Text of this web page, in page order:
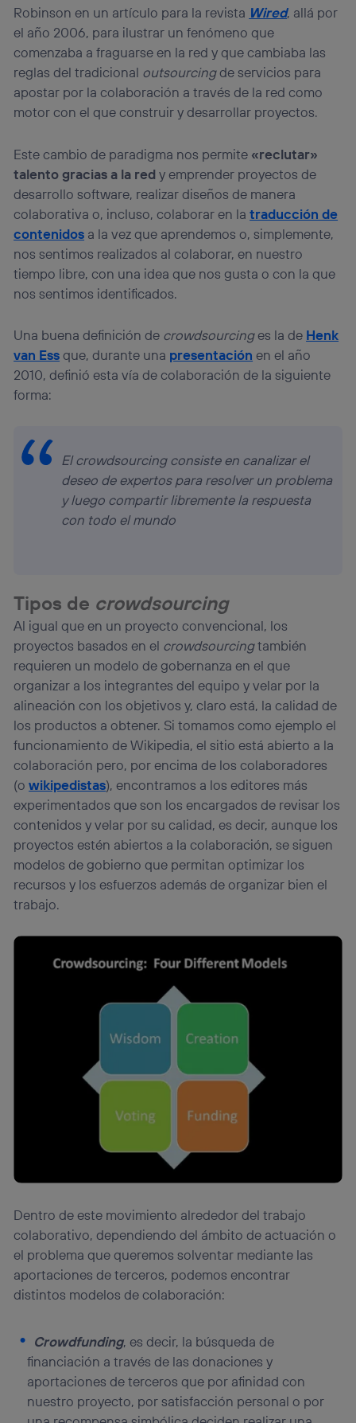
Robinson en un artículo para la revista Wired, allá por
el año 2006, para ilustrar un fenómeno que
comenzaba a fraguarse en la red y que cambiaba las
reglas del tradicional outsourcingde servicios para
apostar por la colaboración a través de la red como
motor con el que construir y desarrollar proyectos.
Este cambio de paradigma nos permite «reclutar»
talento gracias a la redy emprender proyectos de
desarrollo software, realizar diseños de manera
colaborativa o, incluso, colaborar en latraducción de
contenidos a la vez que aprendemos o, simplemente,
nos sentimos realizados al colaborar, en nuestro
tiempo libre, con una idea que nos gusta o con la que
nos sentimos identificados.
Una buena definición de crowdsourcinges la de Henk
van Essque, durante una presentación en el año
2010, definió esta vía de colaboración de la siguiente
forma:
Elcrowdsourcingconsiste en canalizar el
deseo de expertos para resolver un problema
y luego compartir libremente la respuesta
con todo el mundo
Tipos de crowdsourcing
Al igual que en un proyecto convencional, los
proyectos basados en el crowdsourcingtambién
requieren un modelo de gobernanza en el que
organizar a los integrantes del equipo y velar por la
alineación con los objetivos y, claro está, la calidad de
los productos a obtener. Si tomamos como ejemplo el
funcionamiento de Wikipedia, el sitio está abierto a la
colaboración pero, por encima de los colaboradores
(owikipedistas), encontramos a los editores más
experimentados que son los encargados de revisar los
contenidos y velar por su calidad, es decir, aunque los
proyectos estén abiertos a la colaboración, se siguen
modelos de gobierno que permitan optimizar los
recursos y los esfuerzos además de organizar bien el
trabajo.
Dentro de este movimiento alrededor del trabajo
colaborativo, dependiendo del ámbito de actuación o
el problema que queremos solventar mediante las
aportaciones de terceros, podemos encontrar
distintos modelos de colaboración:
Crowdfunding, es decir, la búsqueda de
financiación a través de las donaciones y
aportaciones de terceros que por afinidad con
nuestro proyecto, por satisfacción personal o por